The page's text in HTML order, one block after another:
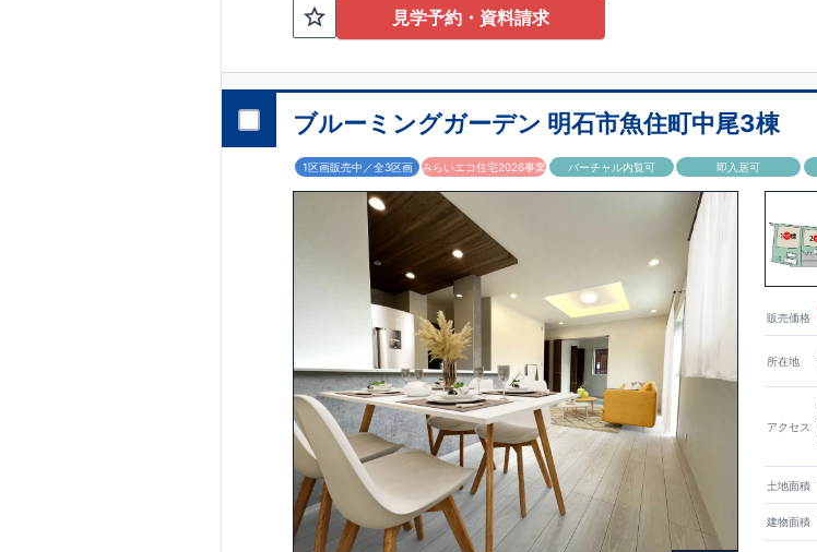
見学予約・資料請求
ブルーミングガーデン 明石市魚住町中尾3棟
1区画販売中／全3区画 みらいエコ住宅2026事業 バーチャル内覧可 即入居可
販売価格
所在地
アクセス
土地面積
建物面積